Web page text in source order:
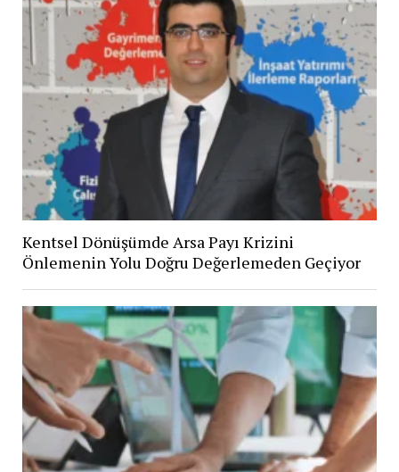
Kentsel Dönüşümde Arsa Payı Krizini
Önlemenin Yolu Doğru Değerlemeden Geçiyor